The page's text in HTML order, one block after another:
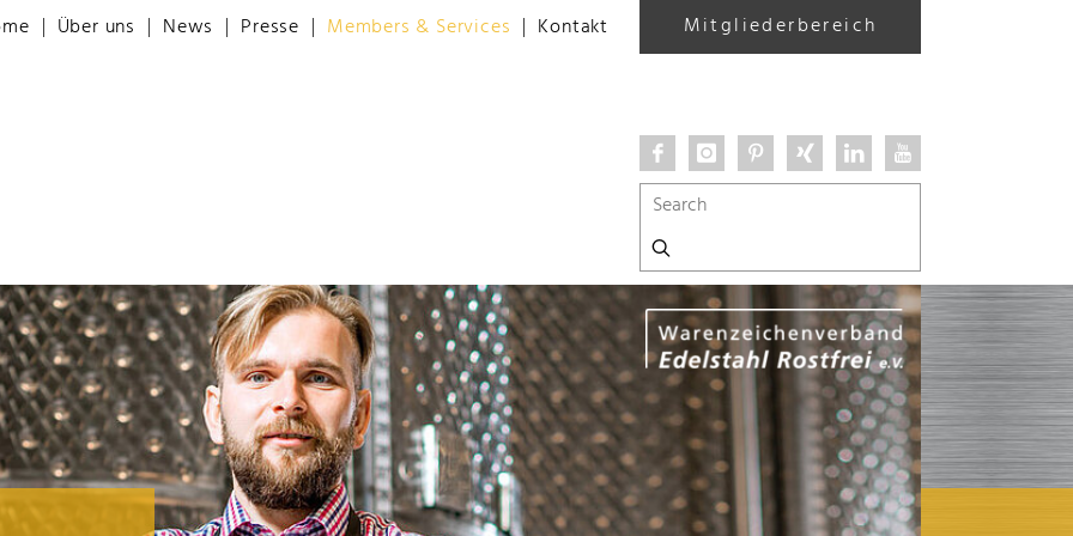
Über uns News Presse Members & Services Kontakt Mitgliederbereich